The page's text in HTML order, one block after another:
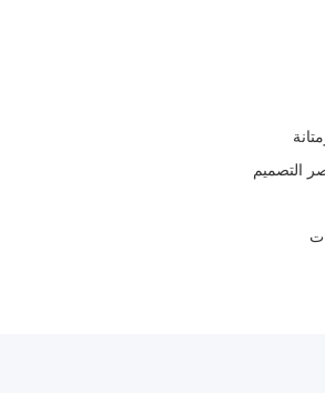
التصميم